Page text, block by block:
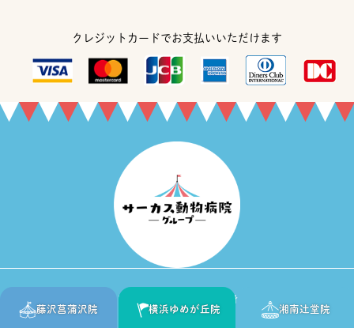
クレジットカードでお支払いいただけます
Copyright © 2020 1sec., Inc. All Rights Reserved.
藤沢菖蒲沢院 横浜ゆめが丘院 湘南辻堂院